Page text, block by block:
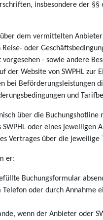
insbesondere der
dem vermittelten
oder
- sowie andere
der Website von SWPHL
bei Beförderungsleistungen
und
über die
oder eines
Vertrages über die jeweilige
er:
Buchungsformular
oder durch
wenn der Anbieter oder